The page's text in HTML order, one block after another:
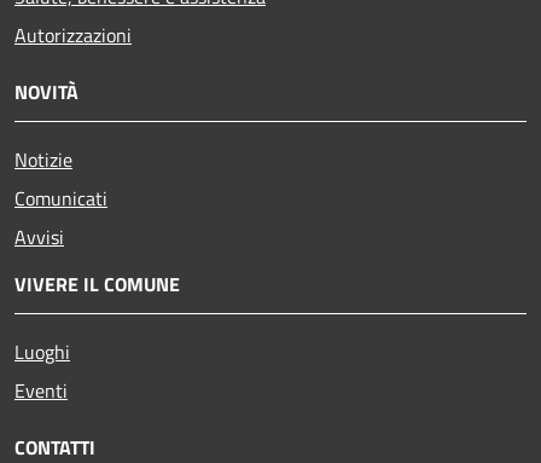
Autorizzazioni
NOVITÀ
Notizie
Comunicati
Avvisi
VIVERE IL COMUNE
Luoghi
Eventi
CONTATTI